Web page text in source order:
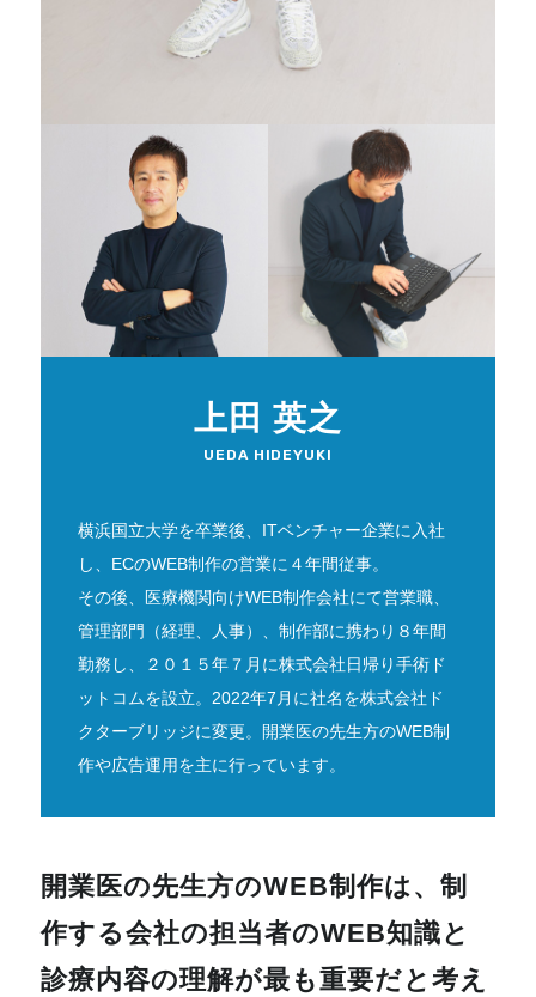
上田 英之
UEDA HIDEYUKI
横浜国立大学を卒業後、ITベンチャー企業に入社
し、ECのWEB制作の営業に４年間従事。
その後、医療機関向けWEB制作会社にて営業職、
管理部門（経理、人事）、制作部に携わり８年間
勤務し、２０１５年７月に株式会社日帰り手術ド
ットコムを設立。2022年7月に社名を株式会社ド
クターブリッジに変更。開業医の先生方のWEB制
作や広告運用を主に行っています。
開業医の先生方のWEB制作は、制
作する会社の担当者のWEB知識と
診療内容の理解が最も重要だと考え